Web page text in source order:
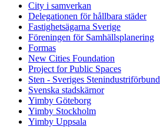
City i samverkan
Delegationen för hållbara städer
Fastighetsägarna Sverige
Föreningen för Samhällsplanering
Formas
New Cities Foundation
Project for Public Spaces
Sten - Sveriges Stenindustriförbund
Svenska stadskärnor
Yimby Göteborg
Yimby Stockholm
Yimby Uppsala